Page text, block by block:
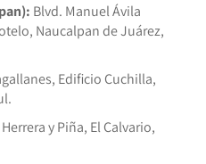
Blvd. Manuel Ávila
Naucalpan de Juárez,
Edificio Cuchilla,
y Piña, El Calvario,